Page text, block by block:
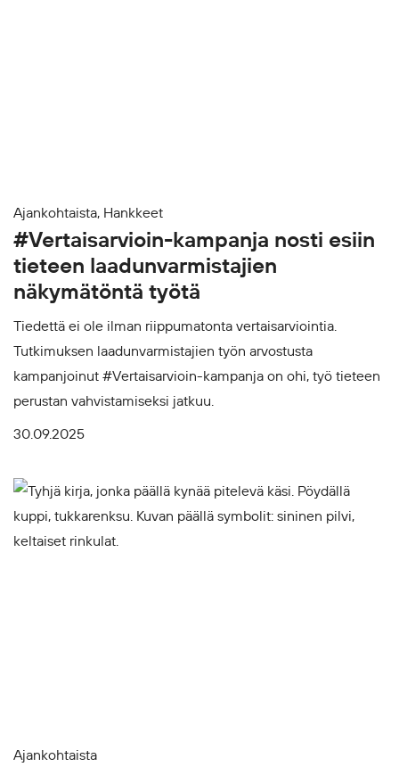
Ajankohtaista, Hankkeet
#Vertaisarvioin-kampanja nosti esiin
tieteen laadunvarmistajien
näkymätöntä työtä
Tiedettä ei ole ilman riippumatonta vertaisarviointia.
Tutkimuksen laadunvarmistajien työn arvostusta
kampanjoinut #Vertaisarvioin-kampanja on ohi, työ tieteen
perustan vahvistamiseksi jatkuu.
30.09.2025
Ajankohtaista